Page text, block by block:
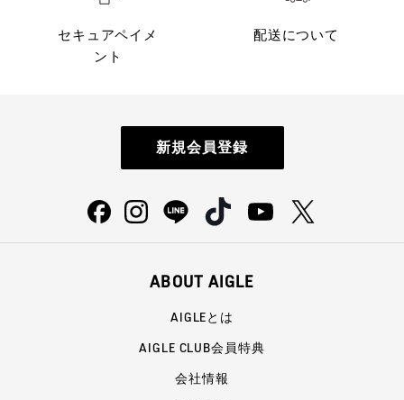
セキュアペイメ
ント
配送について
新規会員登録
ABOUT AIGLE
AIGLEとは
AIGLE CLUB会員特典
会社情報